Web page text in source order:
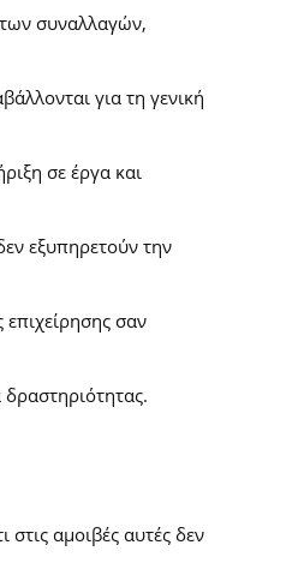
συναλλαγών,
για τη γενική
σε έργα και
εξυπηρετούν την
επιχείρησης σαν
στις αμοιβές αυτές δεν